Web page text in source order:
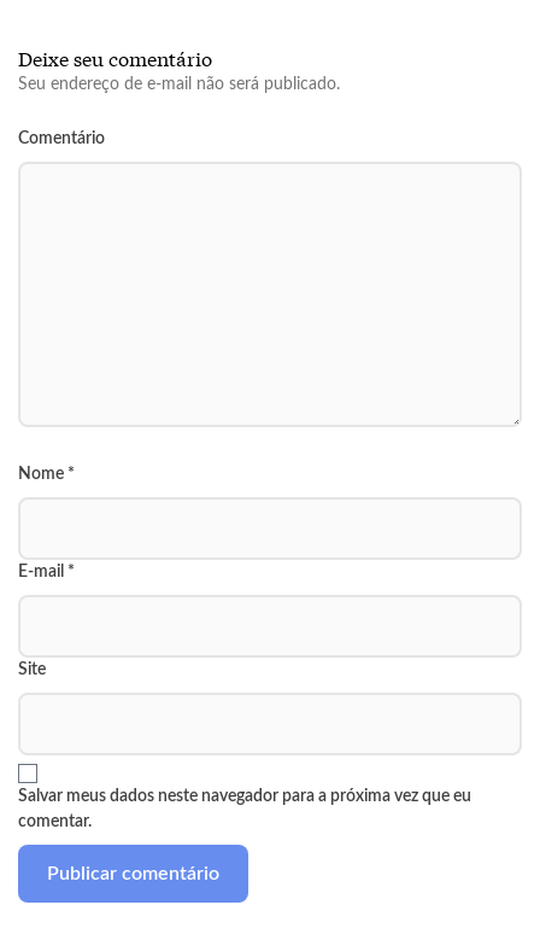
Deixe seu comentário
Seu endereço de e-mail não será publicado.
Comentário
Nome *
E-mail *
Site
Salvar meus dados neste navegador para a próxima vez que eu
comentar.